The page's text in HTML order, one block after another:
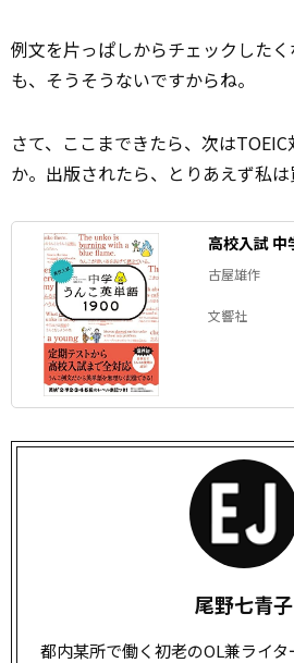
例文を片っぱしからチェックした
も、そうそうないですからね。
さて、ここまできたら、次は
か。出版されたら、とりあえず私は
高校入試 中
古屋雄作
文響社
尾野七青子
都内某所で働く初老のOL兼ライタ